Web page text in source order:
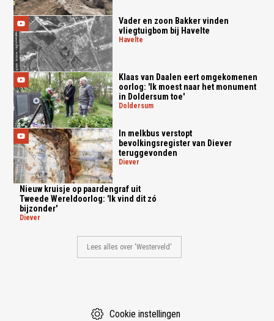
Vader en zoon Bakker vinden
vliegtuigbom bij Havelte
havelte
Klaas van Daalen eert omgekomenen
oorlog: 'Ik moest naar het monument
in Doldersum toe'
doldersum
In melkbus verstopt
bevolkingsregister van Diever
teruggevonden
diever
Nieuw kruisje op paardengraf uit
Tweede Wereldoorlog: 'Ik vind dit zó
bijzonder'
diever
Lees alles over 'Westerveld'
Cookie instellingen